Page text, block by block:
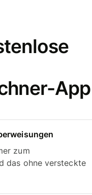
App
zum
das ohne versteckte